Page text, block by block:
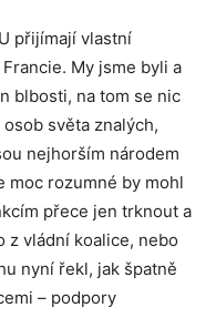
přijímají vlastní
My jsme byli a
blbosti, na tom se nic
světa znalých,
nejhorším národem
moc rozumné by mohl
přece jen trknout a
z vládní koalice, nebo
nyní řekl, jak špatně
– podpory